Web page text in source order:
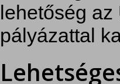
lehetőség
pályázattal